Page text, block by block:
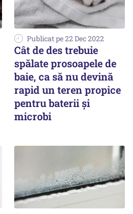
Publicat pe 22 Dec 2022
Cât de des trebuie
spălate prosoapele de
baie, ca să nu devină
rapid un teren propice
pentru baterii și
microbi